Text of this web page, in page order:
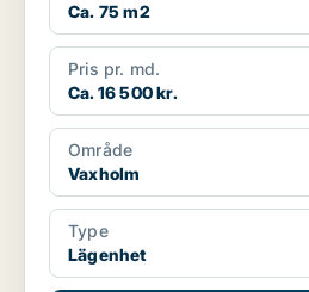
Ca. 75 m2
Pris pr. md.
Ca. 16 500 kr.
Område
Vaxholm
Type
Lägenhet